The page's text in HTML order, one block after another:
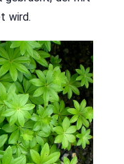
wird.